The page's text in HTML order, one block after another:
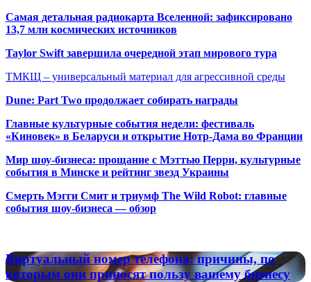
Самая детальная радиокарта Вселенной: зафиксировано
13,7 млн космических источников
Taylor Swift завершила очередной этап мирового тура
ТМКЩ – универсальный материал для агрессивной среды
Dune: Part Two продолжает собирать награды
Главные культурные события недели: фестиваль
«Киновек» в Беларуси и открытие Нотр-Дама во Франции
Мир шоу-бизнеса: прощание с Мэттью Перри, культурные
события в Минске и рейтинг звезд Украины
Смерть Мэгги Смит и триумф The Wild Robot: главные
события шоу-бизнеса — обзор
Виртуальный
номер
Виртуальный номер телефона: причины, по
которым они приносят пользу вашему бизнесу